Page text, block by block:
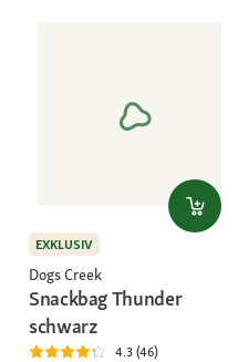
EXKLUSIV
Dogs Creek
Snackbag Thunder
schwarz
4.3 (46)